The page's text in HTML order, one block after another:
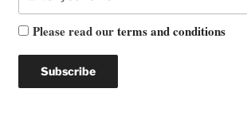
Please read ourterms and conditions